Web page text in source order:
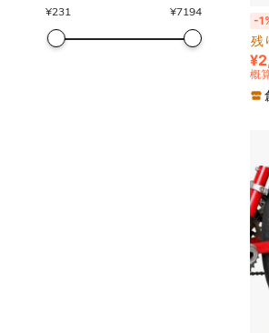
¥231 ¥7194
-
残
概